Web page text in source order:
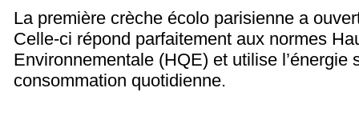
La première crèche écolo parisienne a
Celle-ci répond parfaitement aux normes
Environnementale (HQE) et utilise l’énergie
consommation quotidienne.